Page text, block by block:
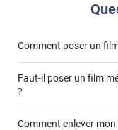
Comment poser un
Faut-il poser un film
?
Comment enlever